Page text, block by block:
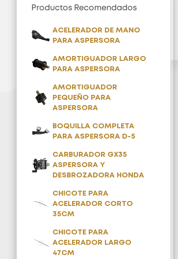
Productos Recomendados
ACELERADOR DE MANO
PARA ASPERSORA
AMORTIGUADOR LARGO
PARA ASPERSORA
AMORTIGUADOR
PEQUEÑO PARA
ASPERSORA
BOQUILLA COMPLETA
PARA ASPERSORA D-5
CARBURADOR GX35
ASPERSORA Y
DESBROZADORA HONDA
CHICOTE PARA
ACELERADOR CORTO
35CM
CHICOTE PARA
ACELERADOR LARGO
47CM